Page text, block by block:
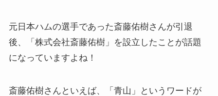
元日本ハムの選手であった斎藤佑樹さんが引退
後、「株式会社斎藤佑樹」を設立したことが話題
になっていますよね！
斎藤佑樹さんといえば、「青山」というワードが